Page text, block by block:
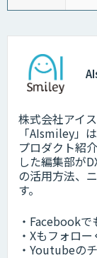
株式会社アイ
「AIsmiley」
プロダクト紹
した編集部が
の活用方法、
す。
・Facebook
・Xもフォロ
・Youtubeの